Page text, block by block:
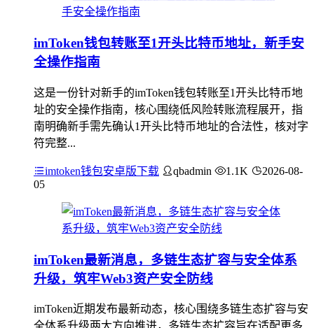
imToken钱包转账至1开头比特币地址，新手安
全操作指南
这是一份针对新手的imToken钱包转账至1开头比特币地
址的安全操作指南，核心围绕低风险转账流程展开，指
南明确新手需先确认1开头比特币地址的合法性，核对字
符完整...
imtoken钱包安卓版下载 qbadmin 1.1K
2026-08-
05
imToken最新消息，多链生态扩容与安全体系
升级，筑牢Web3资产安全防线
imToken近期发布最新动态，核心围绕多链生态扩容与安